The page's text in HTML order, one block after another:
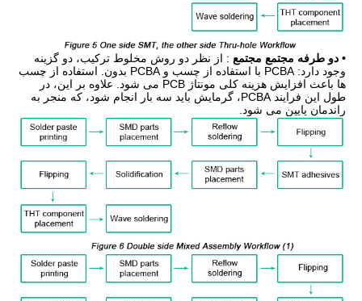
• دو طرفه مجتمع مجتمع : از نظر دو روش مخلوط ترکیب، دو گزینه
وجود دارد: PCBA با استفاده از چسب و PCBA بدون. استفاده از چسب
ها باعث افزایش هزینه کلی مونتاژ PCB می شود. علاوه بر این، در
طول این فرایند PCBA، گرمایش باید سه بار انجام شود، که منجر به
راندمان پایین می شود.